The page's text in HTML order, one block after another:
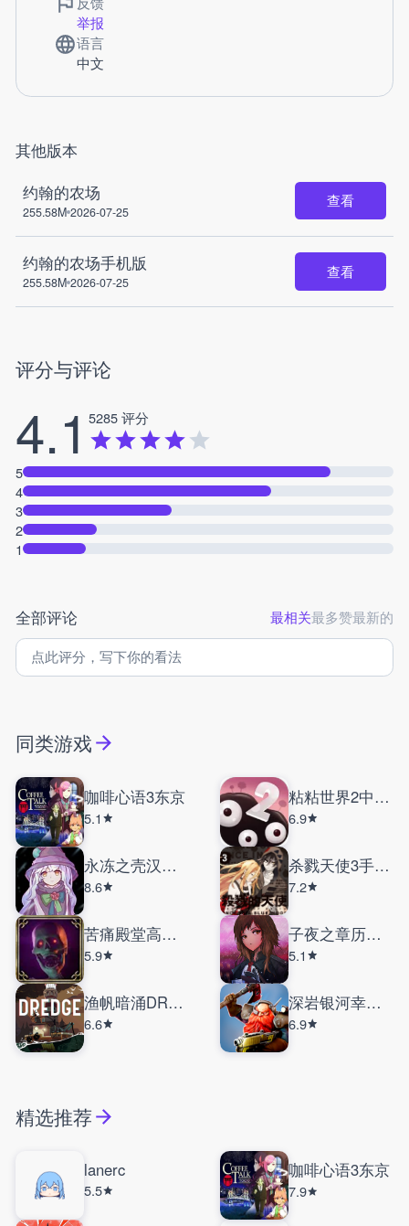
举报
语言
中文
其他版本
约翰的农场
255.58M 2026-07-25
查看
约翰的农场手机版
255.58M 2026-07-25
查看
评分与评论
4.1 5285 评分
5
4
3
2
1
全部评论 最相关最多赞最新的
同类游戏
咖啡心语3东京
5.1
粘粘世界2中文版
6.9
永冻之壳汉化版
8.6
杀戮天使3手机版
7.2
苦痛殿堂高级版
5.9
子夜之章历史的终局
5.1
渔帆暗涌DREDGE
6.6
深岩银河幸存者
6.9
精选推荐
lanerc
5.5
咖啡心语3东京
7.9